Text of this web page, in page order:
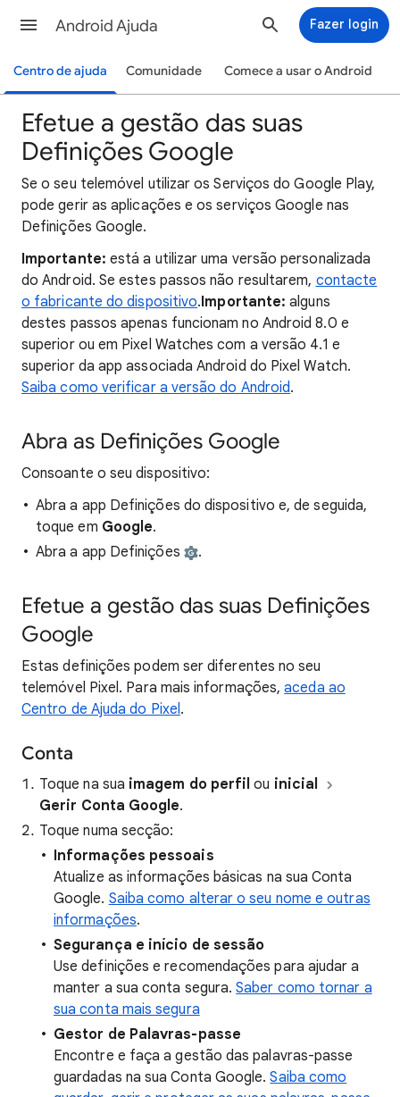
Android Ajuda Fazer login
Centro de ajuda Comunidade Comece a usar o Android
Efetue a gestão das suas
Definições Google
Se o seu telemóvel utilizar os Serviços do Google Play,
pode gerir as aplicações e os serviços Google nas
Definições Google.
Importante: está a utilizar uma versão personalizada
do Android. Se estes passos não resultarem, contacte
o fabricante do dispositivo.Importante: alguns
destes passos apenas funcionam no Android 8.0 e
superior ou em Pixel Watches com a versão 4.1 e
superior da app associada Android do Pixel Watch.
Saiba como verificar a versão do Android.
Abra as Definições Google
Consoante o seu dispositivo:
Abra a app Definições do dispositivo e, de seguida,
toque em Google.
Abra a app Definições
.
Efetue a gestão das suas Definições
Google
Estas definições podem ser diferentes no seu
telemóvel Pixel. Para mais informações,aceda ao
Centro de Ajuda do Pixel.
Conta
Toque na sua imagem do perfil ou inicial
Gerir Conta Google.
Toque numa secção:
Informações pessoais
Atualize as informações básicas na sua Conta
Google. Saiba como alterar o seu nome e outras
informações.
Segurança e início de sessão
Use definições e recomendações para ajudar a
manter a sua conta segura.Saber como tornar a
sua conta mais segura
Gestor de Palavras-passe
Encontre e faça a gestão das palavras-passe
guardadas na sua Conta Google.Saiba como